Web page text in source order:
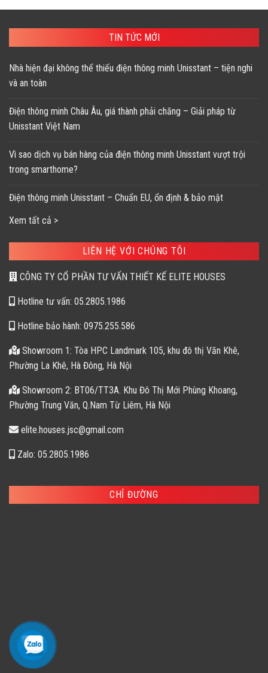
TIN TỨC MỚI
Nhà hiện đại không thể thiếu điện thông minh Unisstant – tiện nghi
và an toàn
Điện thông minh Châu Âu, giá thành phải chăng – Giải pháp từ
Unisstant Việt Nam
Vì sao dịch vụ bán hàng của điện thông minh Unisstant vượt trội
trong smarthome?
Điện thông minh Unisstant – Chuẩn EU, ổn định & bảo mật
Xem tất cả >
LIÊN HỆ VỚI CHÚNG TÔI
CÔNG TY CỔ PHẦN TƯ VẤN THIẾT KẾ ELITE HOUSES
Hotline tư vấn: 05.2805.1986
Hotline bảo hành: 0975.255.586
Showroom 1: Tòa HPC Landmark 105, khu đô thị Văn Khê,
Phường La Khê, Hà Đông, Hà Nội
Showroom 2: BT06/TT3A. Khu Đô Thị Mới Phùng Khoang,
Phường Trung Văn, Q.Nam Từ Liêm, Hà Nội
elite.houses.jsc@gmail.com
Zalo: 05.2805.1986
CHỈ ĐƯỜNG